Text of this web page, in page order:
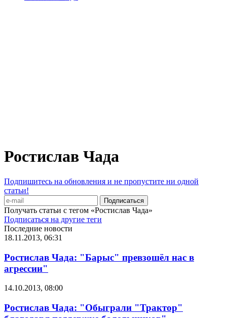
Ростислав Чада
Подпишитесь на обновления и не пропустите ни одной
статьи!
Получать статьи с тегом «Ростислав Чада»
Подписаться на другие теги
Последние новости
18.11.2013, 06:31
Ростислав Чада: "Барыс" превзошёл нас в
агрессии"
14.10.2013, 08:00
Ростислав Чада: "Обыграли "Трактор"